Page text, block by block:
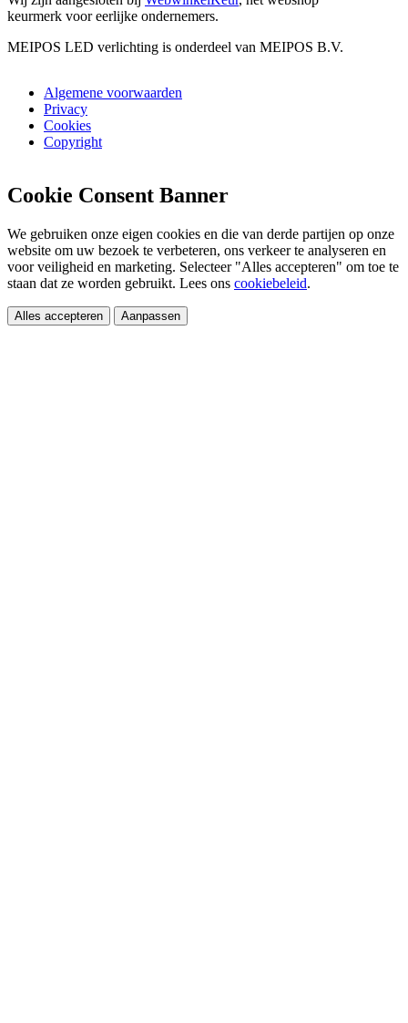
keurmerk voor eerlijke ondernemers.
MEIPOS LED verlichting is onderdeel van MEIPOS B.V.
Algemene voorwaarden
Privacy
Cookies
Copyright
Cookie Consent Banner
We gebruiken onze eigen cookies en die van derde partijen op onze
website om uw bezoek te verbeteren, ons verkeer te analyseren en
voor veiligheid en marketing. Selecteer "Alles accepteren" om toe te
staan dat ze worden gebruikt. Lees ons cookiebeleid.
Alles accepteren Aanpassen